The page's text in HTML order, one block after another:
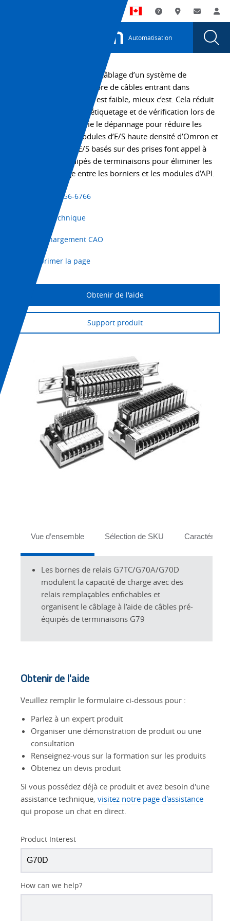
Utility
Navigation
My List AssistanceOù acheter
Automatisation
Lorsque vous planifiez le câblage d’un système de
commande, plus le nombre de câbles entrant dans
l’armoire de commande est faible, mieux c’est. Cela réduit
les coûts de câblage, d’étiquetage et de vérification lors de
l’installation et simplifie le dépannage pour réduire les
temps d’arrêt. Les modules d’E/S haute densité d’Omron et
d’autres produits d’E/S basés sur des prises font appel à
des câbles pré-équipés de terminaisons pour éliminer les
erreurs de câblage entre les borniers et les modules d’API.
+1 (800) 556-6766
Fiche technique
Téléchargement CAO
Imprimer la page
Obtenir de l'aide
Support produit
Vue d’ensemble Sélection de SKU
Les bornes de relais G7TC/G70A/G70D
modulent la capacité de charge avec des
relais remplaçables enfichables et
organisent le câblage à l’aide de câbles pré-
équipés de terminaisons G79
Obtenir de l'aide
Veuillez remplir le formulaire ci-dessous pour :
Parlez à un expert produit
Organiser une démonstration de produit ou une
consultation
Renseignez-vous sur la formation sur les produits
Obtenez un devis produit
Si vous possédez déjà ce produit et avez besoin d'une
assistance technique, visitez notre page d'assistance
qui propose un chat en direct.
Product Interest
How can we help?